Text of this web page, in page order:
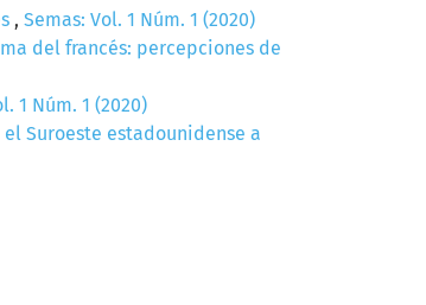
, Semas: Vol. 1 Núm. 1 (2020)
del francés: percepciones de
1 Núm. 1 (2020)
Suroeste estadounidense a